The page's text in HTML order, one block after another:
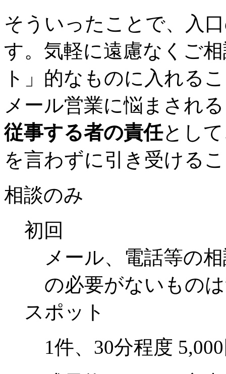
そういったことで、入
す。気軽に遠慮なくご
ト」的なものに入れる
メール営業に悩まされ
従事する者の責任とし
を言わずに引き受ける
相談のみ
初回
メール、電話等の
の必要がないもの
スポット
1件、30分程度